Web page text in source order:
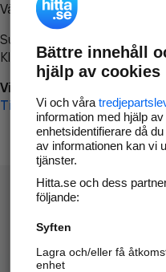
Vänligen försök med följande:
Surfa till
Klicka påTillbaka-knappen i
Vi beklagar besväret!
Till startsidan
Hitta.se - Gratis
Sök företag, personer och
Bättre innehåll
hjälp av cookies
Vi och våra
information med hjälp
enhetsidentifierare då
av informationen kan vi
tjänster.
Hitta.se och dess
följande:
Syften
Lagra och/eller få
enhet